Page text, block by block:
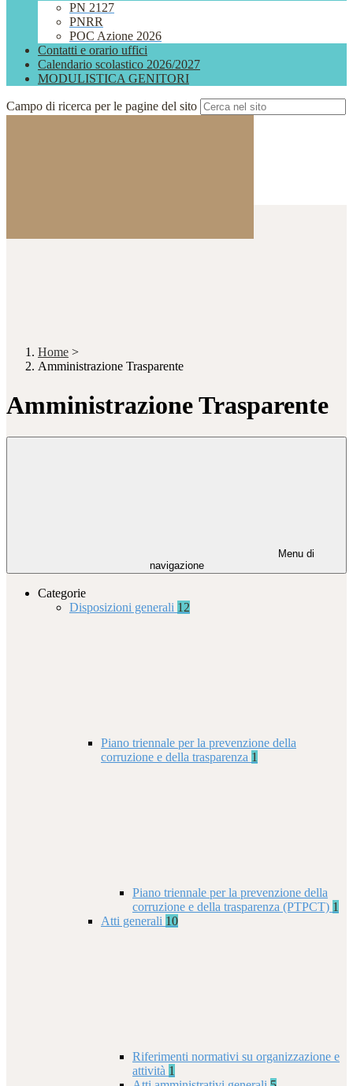
PN 2127
PNRR
POC Azione 2026
Contatti e orario uffici
Calendario scolastico 2026/2027
MODULISTICA GENITORI
Campo di ricerca per le pagine del sito
Home >
Amministrazione Trasparente
Amministrazione Trasparente
Menu di
navigazione
Categorie
Disposizioni generali 12
Piano triennale per la prevenzione della
corruzione e della trasparenza 1
Piano triennale per la prevenzione della
corruzione e della trasparenza (PTPCT) 1
Atti generali 10
Riferimenti normativi su organizzazione e
attività 1